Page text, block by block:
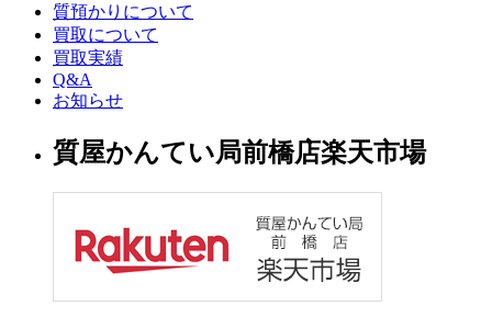
質預かりについて
買取について
買取実績
Q&A
お知らせ
質屋かんてい局前橋店楽天市場